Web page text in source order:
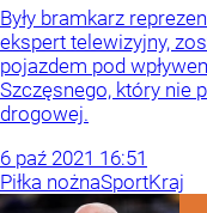
Były bramkarz
ekspert telewizyjny,
pojazdem pod
Szczęsnego, który nie
drogowej.
6 paź 2021 16:51
Piłka nożnaSportKraj